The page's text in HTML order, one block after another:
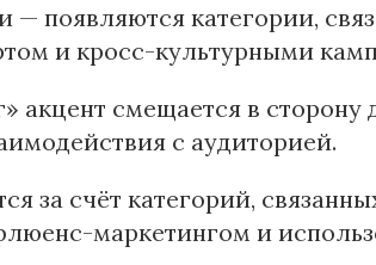
— появляются категории,
и кросс-культурными
акцент смещается в
с аудиторией.
за счёт категорий,
маркетингом и